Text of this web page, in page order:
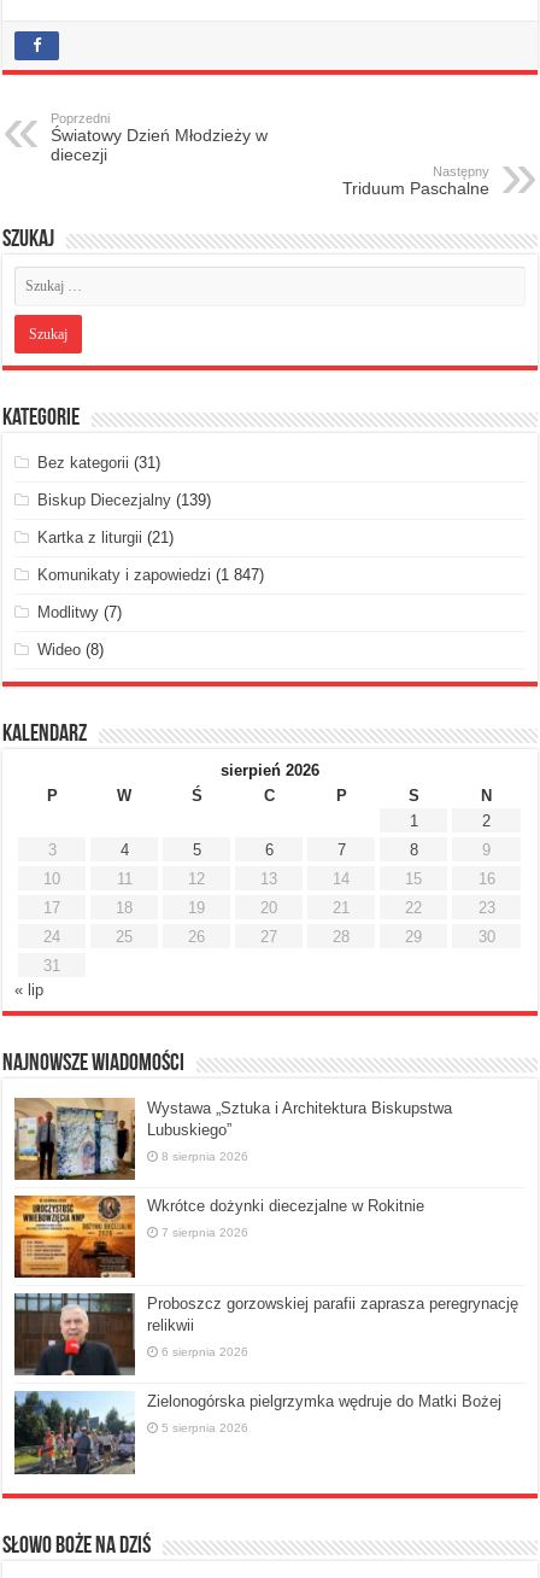
Poprzedni
Światowy Dzień Młodzieży w
diecezji
Następny
Triduum Paschalne
Szukaj
Kategorie
Bez kategorii (31)
Biskup Diecezjalny (139)
Kartka z liturgii (21)
Komunikaty i zapowiedzi (1 847)
Modlitwy (7)
Wideo (8)
Kalendarz
sierpień 2026
P
W Ś C P S
N
1
2
3
4 5 6 7 8
9
10
11 12 13 14 15
16
17
18 19 20 21 22
23
24
25 26 27 28 29
30
31
« lip
Najnowsze Wiadomości
Wystawa „Sztuka i Architektura Biskupstwa
Lubuskiego”
8 sierpnia 2026
Wkrótce dożynki diecezjalne w Rokitnie
7 sierpnia 2026
Proboszcz gorzowskiej parafii zaprasza peregrynację
relikwii
6 sierpnia 2026
Zielonogórska pielgrzymka wędruje do Matki Bożej
5 sierpnia 2026
Słowo Boże na dziś